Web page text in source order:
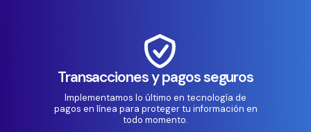
Transacciones y pagos seguros
Implementamos lo último en tecnología de
pagos en línea para proteger tu información en
todo momento.